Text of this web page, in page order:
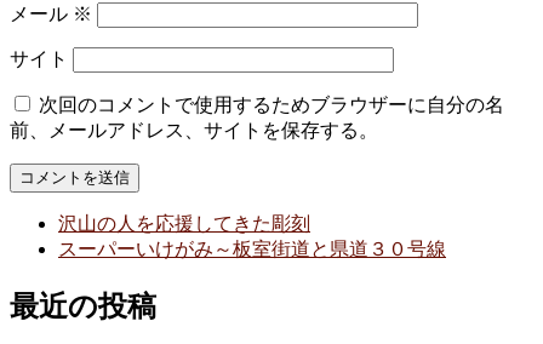
メール ※
サイト
次回のコメントで使用するためブラウザーに自分の名
前、メールアドレス、サイトを保存する。
沢山の人を応援してきた彫刻
スーパーいけがみ～板室街道と県道３０号線
最近の投稿